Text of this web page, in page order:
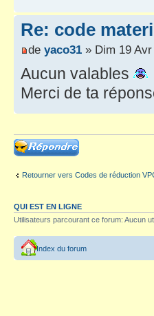
Re: code
de yaco31 » Dim 19
Aucun valables
Merci de ta
Répondre
Retourner vers Codes de réduction
QUI EST EN LIGNE
Utilisateurs parcourant ce forum: Aucun
Index du forum